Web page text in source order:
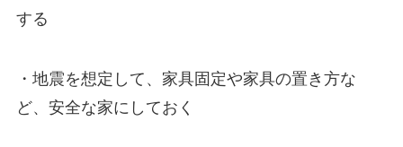
する
・地震を想定して、家具固定や家具の置き方な
ど、安全な家にしておく